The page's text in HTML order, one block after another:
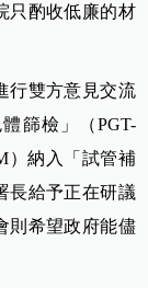
只酌收低廉的材
行雙方意見交流
篩檢」（PGT-
）納入「試管補
長給予正在研議
則希望政府能儘